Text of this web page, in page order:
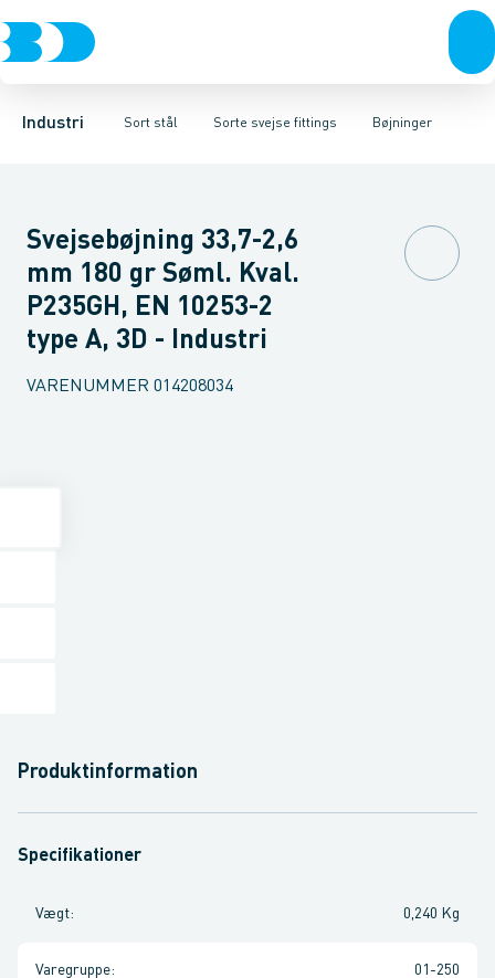
Industri Sort stål
VentilerRustfrit stål Sort stålGalvaniseret stålPlastIndustri
Sorte svejse fittings
Sorte rør Sorte gevindfittingsSorte svejse fittingsSorte
Bøjninger
Bøjninger T-stykkerExcentriske reduktioner Koncentriske
Svejsebøjning 33,7-2,6
mm 180 gr Søml. Kval.
P235GH, EN 10253-2
type A, 3D - Industri
VARENUMMER 014208034
Produktinformation
Specifikationer
Vægt: 0,240 Kg
Varegruppe: 01-250